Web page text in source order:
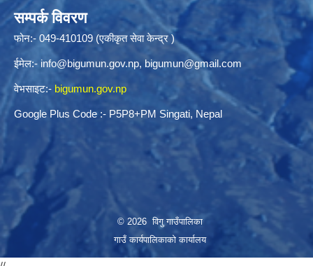
सम्पर्क विवरण
फोन:- 049-410109 (एकीकृत सेवा केन्द्र )
ईमेल:- info@bigumun.gov.np, bigumun@gmail.com
वेभसाइट:- bigumun.gov.np
Google Plus Code :- P5P8+PM Singati, Nepal
© 2026 विगु गाउँपालिका
गाउँ कार्यपालिकाको कार्यालय